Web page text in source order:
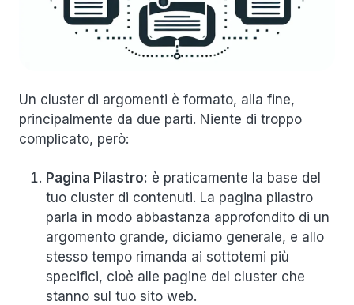
Un cluster di argomenti è formato, alla fine,
principalmente da due parti. Niente di troppo
complicato, però:
Pagina Pilastro: è praticamente la base del
tuo cluster di contenuti. La pagina pilastro
parla in modo abbastanza approfondito di un
argomento grande, diciamo generale, e allo
stesso tempo rimanda ai sottotemi più
specifici, cioè alle pagine del cluster che
stanno sul tuo sito web.